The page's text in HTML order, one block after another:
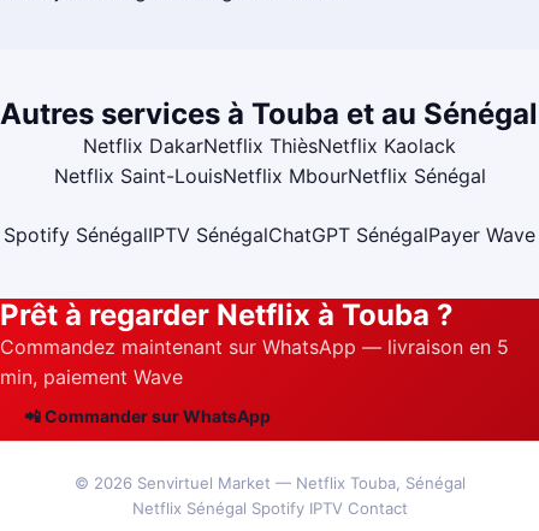
Autres services à Touba et au Sénégal
Netflix DakarNetflix ThièsNetflix Kaolack
Netflix Saint-LouisNetflix MbourNetflix Sénégal
Spotify SénégalIPTV SénégalChatGPT SénégalPayer Wave
Prêt à regarder Netflix à Touba ?
Commandez maintenant sur WhatsApp — livraison en 5
min, paiement Wave
📲 Commander sur WhatsApp
© 2026 Senvirtuel Market — Netflix Touba, Sénégal
Netflix Sénégal Spotify IPTV Contact